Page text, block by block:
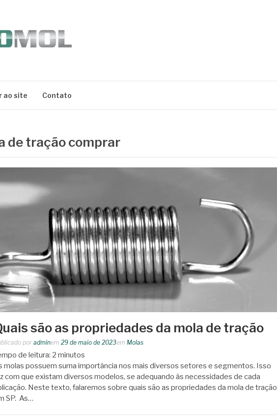
ao site Contato
de tração comprar
são as propriedades da mola de tração
por adminem 29 de maio de 2023em Molas
de leitura: 2 minutos
molas possuem suma importância nos mais diversos setores e segmentos. Isso
com que existam diversos modelos, se adequando às necessidades de cada
Neste texto, falaremos sobre quais são as propriedades da mola de tração
SP. As…